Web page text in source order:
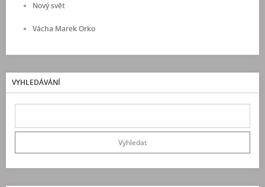
Nový svět
Vácha Marek Orko
VYHLEDÁVÁNÍ